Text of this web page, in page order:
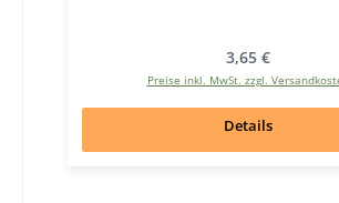
Regulärer Preis:
3,65 €
Preise inkl. MwSt. zzgl.
Details